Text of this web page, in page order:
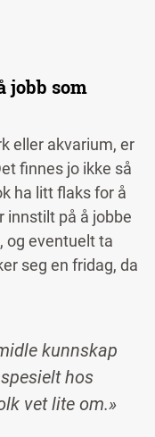
kunnskap
hos
vet lite om.»
jobb som
eller akvarium, er
finnes jo ikke så
ha litt flaks for å
innstilt på å jobbe
og eventuelt ta
seg en fridag, da